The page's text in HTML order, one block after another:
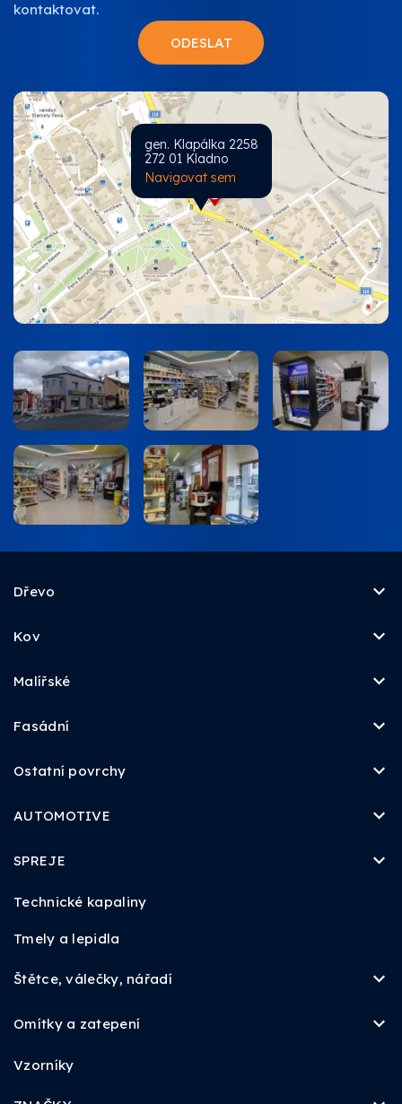
kontaktovat.
gen. Klapálka 2258
272 01 Kladno
Navigovat sem
Dřevo
Kov
Malířské
Fasádní
Ostatní povrchy
AUTOMOTIVE
SPREJE
Technické kapaliny
Tmely a lepidla
Štětce, válečky, nářadí
Omítky a zatepení
Vzorníky